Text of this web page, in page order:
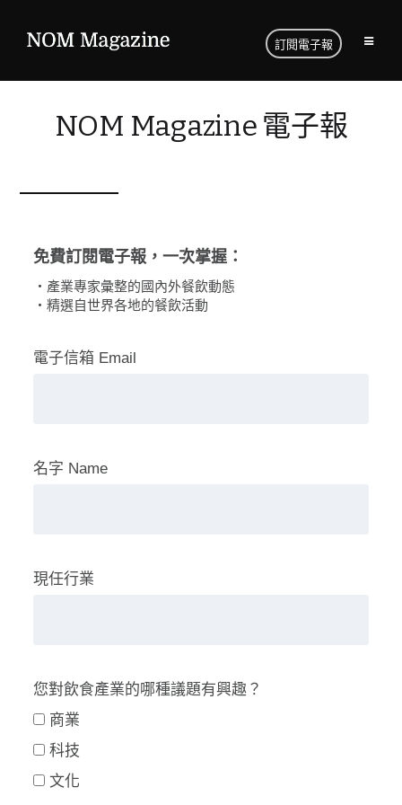
訂閱電子報
NOM Magazine 電子報
免費訂閱電子報，一次掌握：
・產業專家彙整的國內外餐飲動態
・精選自世界各地的餐飲活動
電子信箱 Email
名字 Name
現任行業
您對飲食產業的哪種議題有興趣？
商業
科技
文化